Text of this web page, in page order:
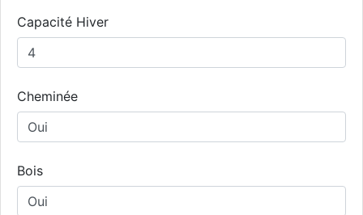
Capacité Hiver
Cheminée
Bois